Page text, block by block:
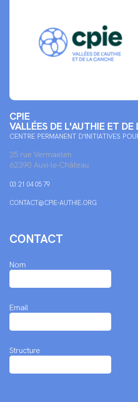
CPIE
VALLÉES DE L'AUTHIE ET
CENTRE PERMANENT D'INITIATIVES
25 rue Vermaelen
62390 Auxi-le-Château
03 21 04 05 79
CONTACT@CPIE-AUTHIE.ORG
CONTACT
Nom
Email
Structure